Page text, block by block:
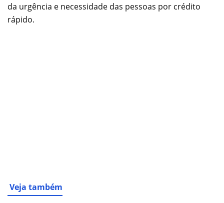
da urgência e necessidade das pessoas por crédito
rápido.
Veja também